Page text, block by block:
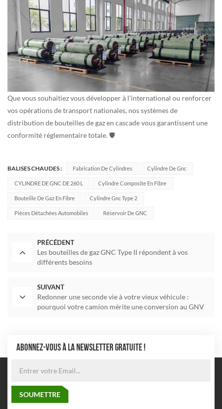
Que vous souhaitiez vous développer à l'international ou renforcer
vos opérations de transport nationales, nos systèmes de
distribution de bouteilles de gaz en cascade vous garantissent une
conformité réglementaire totale. 🛡️
BALISES CHAUDES : Fabrication De Cylindres Cylindre De Gnc
CYLINDRE DE GNC DE 260 L Cylindre Composite En Fibre
Bouteille De Gaz En Fibre Cylindre Gnc Type 2
Pièces Détachées Automobiles Réservoir De GNC
PRÉCÉDENT
Les bouteilles de gaz GNC Type II répondent à vos
différents besoins
SUIVANT
Redonner une seconde vie à votre vieux véhicule :
pourquoi votre camion mérite une conversion au GNV
ABONNEZ-VOUS À LA NEWSLETTER GRATUITE !